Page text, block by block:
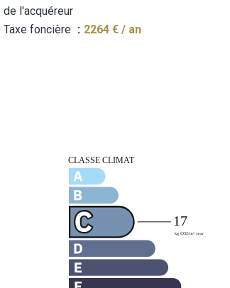
de l'acquéreur
Taxe foncière
2264 € / an